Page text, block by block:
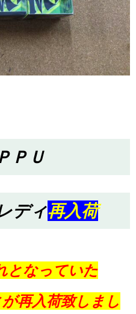
ＰＵ
ディ再入荷
となっていた
再入荷致しまし